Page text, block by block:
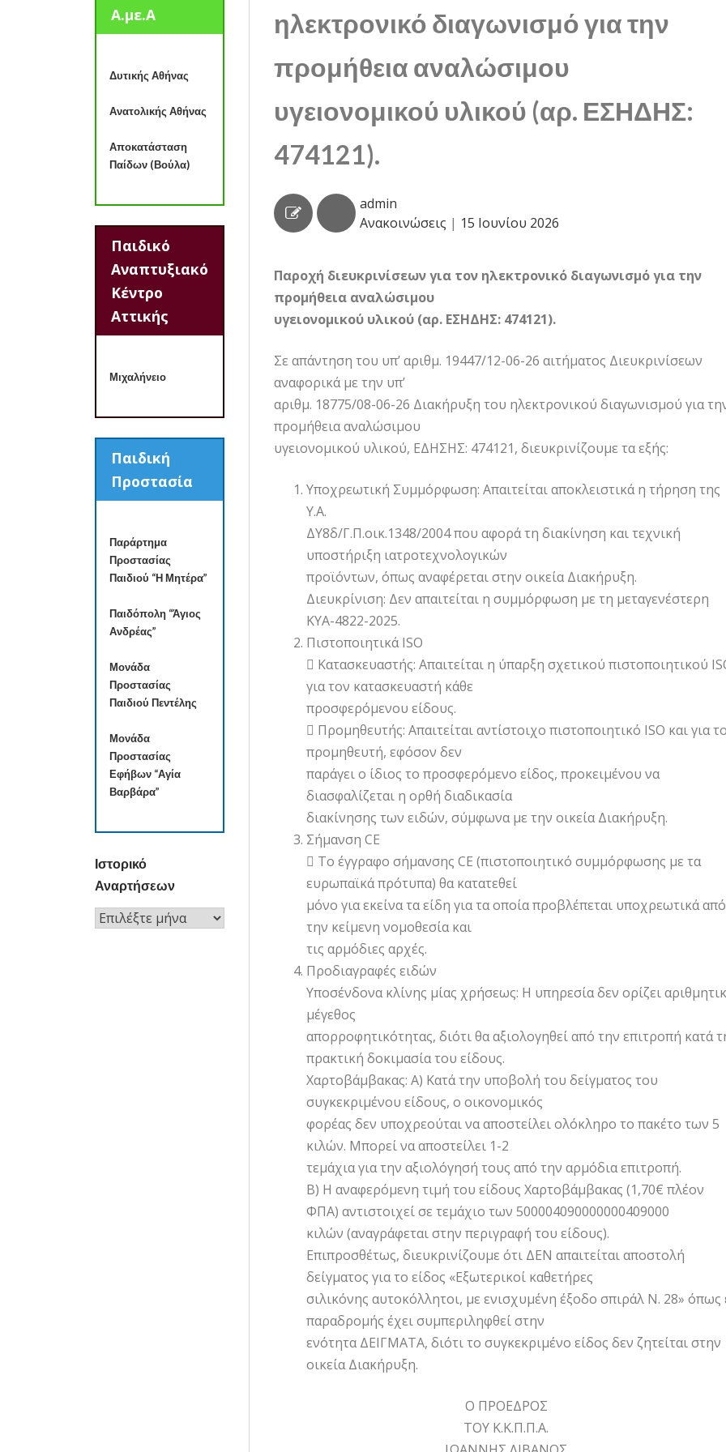
ηλεκτρονικό διαγωνισμό για την
προμήθεια αναλώσιμου
υγειονομικού υλικού (αρ. ΕΣΗΔΗΣ:
474121).
admin
Ανακοινώσεις | 15 Ιουνίου 2026
Παροχή διευκρινίσεων για τον ηλεκτρονικό διαγωνισμό για την
προμήθεια αναλώσιμου
υγειονομικού υλικού (αρ. ΕΣΗΔΗΣ: 474121).
Σε απάντηση του υπ’ αριθμ. 19447/12-06-26 αιτήματος Διευκρινίσεων
αναφορικά με την υπ’
αριθμ. 18775/08-06-26 Διακήρυξη του ηλεκτρονικού διαγωνισμού για
προμήθεια αναλώσιμου
υγειονομικού υλικού, ΕΔΗΣΗΣ: 474121, διευκρινίζουμε τα εξής:
Υποχρεωτική Συμμόρφωση: Απαιτείται αποκλειστικά η τήρηση της
Υ.Α.
ΔΥ8δ/Γ.Π.οικ.1348/2004 που αφορά τη διακίνηση και τεχνική
υποστήριξη ιατροτεχνολογικών
προϊόντων, όπως αναφέρεται στην οικεία Διακήρυξη.
Διευκρίνιση: Δεν απαιτείται η συμμόρφωση με τη μεταγενέστερη
ΚΥΑ-4822-2025.
Πιστοποιητικά ISO
 Κατασκευαστής: Απαιτείται η ύπαρξη σχετικού πιστοποιητικού
για τον κατασκευαστή κάθε
προσφερόμενου είδους.
 Προμηθευτής: Απαιτείται αντίστοιχο πιστοποιητικό ISO και για
προμηθευτή, εφόσον δεν
παράγει ο ίδιος το προσφερόμενο είδος, προκειμένου να
διασφαλίζεται η ορθή διαδικασία
διακίνησης των ειδών, σύμφωνα με την οικεία Διακήρυξη.
Σήμανση CE
 Το έγγραφο σήμανσης CE (πιστοποιητικό συμμόρφωσης με τα
ευρωπαϊκά πρότυπα) θα κατατεθεί
μόνο για εκείνα τα είδη για τα οποία προβλέπεται υποχρεωτικά από
την κείμενη νομοθεσία και
τις αρμόδιες αρχές.
Προδιαγραφές ειδών
Υποσένδονα κλίνης μίας χρήσεως: Η υπηρεσία δεν ορίζει
μέγεθος
απορροφητικότητας, διότι θα αξιολογηθεί από την επιτροπή κατά
πρακτική δοκιμασία του είδους.
Χαρτοβάμβακας: Α) Κατά την υποβολή του δείγματος του
συγκεκριμένου είδους, ο οικονομικός
φορέας δεν υποχρεούται να αποστείλει ολόκληρο το πακέτο των 5
κιλών. Μπορεί να αποστείλει 1-2
τεμάχια για την αξιολόγησή τους από την αρμόδια επιτροπή.
Β) Η αναφερόμενη τιμή του είδους Χαρτοβάμβακας (1,70€ πλέον
ΦΠΑ) αντιστοιχεί σε τεμάχιο των 500004090000000409000
κιλών (αναγράφεται στην περιγραφή του είδους).
Επιπροσθέτως, διευκρινίζουμε ότι ΔΕΝ απαιτείται αποστολή
δείγματος για το είδος «Εξωτερικοί καθετήρες
σιλικόνης αυτοκόλλητοι, με ενισχυμένη έξοδο σπιράλ Ν. 28» όπως
παραδρομής έχει συμπεριληφθεί στην
ενότητα ΔΕΙΓΜΑΤΑ, διότι το συγκεκριμένο είδος δεν ζητείται στην
οικεία Διακήρυξη.
Ο ΠΡΟΕΔΡΟΣ
ΤΟΥ Κ.Κ.Π.Π.Α.
Α.με.Α
Δυτικής Αθήνας
Ανατολικής Αθήνας
Αποκατάσταση
Παίδων (Βούλα)
Παιδικό
Αναπτυξιακό
Κέντρο
Αττικής
Μιχαλήνειο
Παιδική
Προστασία
Παράρτημα
Προστασίας
Παιδιού “Η Μητέρα”
Παιδόπολη “Άγιος
Ανδρέας”
Μονάδα
Προστασίας
Παιδιού Πεντέλης
Μονάδα
Προστασίας
Εφήβων “Αγία
Βαρβάρα”
Ιστορικό
Αναρτήσεων
Ιστορικό